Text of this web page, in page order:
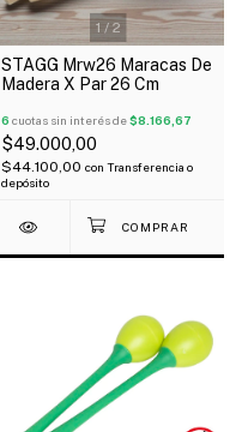
1 / 2
STAGG Mrw26 Maracas De
Madera X Par 26 Cm
6 cuotas sin interés de$8.166,67
$49.000,00
$44.100,00 con Transferencia o
depósito